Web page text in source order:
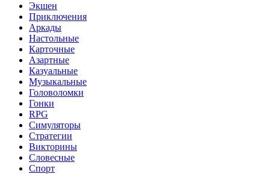
Экшен
Приключения
Аркады
Настольные
Карточные
Азартные
Казуальные
Музыкальные
Головоломки
Гонки
RPG
Симуляторы
Стратегии
Викторины
Словесные
Спорт